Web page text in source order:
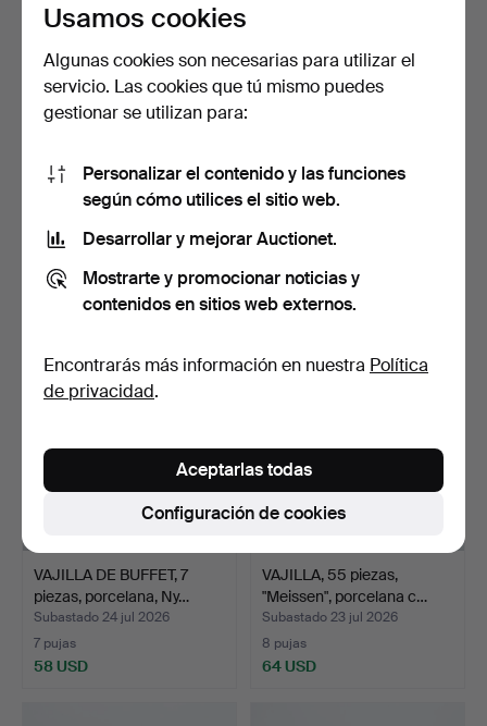
JUEGO DE CAFÉ, 18
piezas, patrón de ceboll…
Subastado 24 jul 2026
6 pujas
53 USD
VAJILLA, 58 piezas,
porcelana de hueso con…
11 pujas
106 USD
VAJILLA DE BUFFET, 7
piezas, porcelana, Ny…
Subastado 24 jul 2026
7 pujas
58 USD
VAJILLA, 55 piezas,
"Meissen", porcelana c…
Subastado 23 jul 2026
8 pujas
64 USD
Usamos cookies
Algunas cookies son necesarias para utilizar el
servicio. Las cookies que tú mismo puedes
gestionar se utilizan para:
Personalizar el contenido y las funciones
según cómo utilices el sitio web.
Desarrollar y mejorar Auctionet.
Mostrarte y promocionar noticias y
contenidos en sitios web externos.
Encontrarás más información en nuestra Política
de privacidad.
Configuración de cookies
Aceptarlas todas